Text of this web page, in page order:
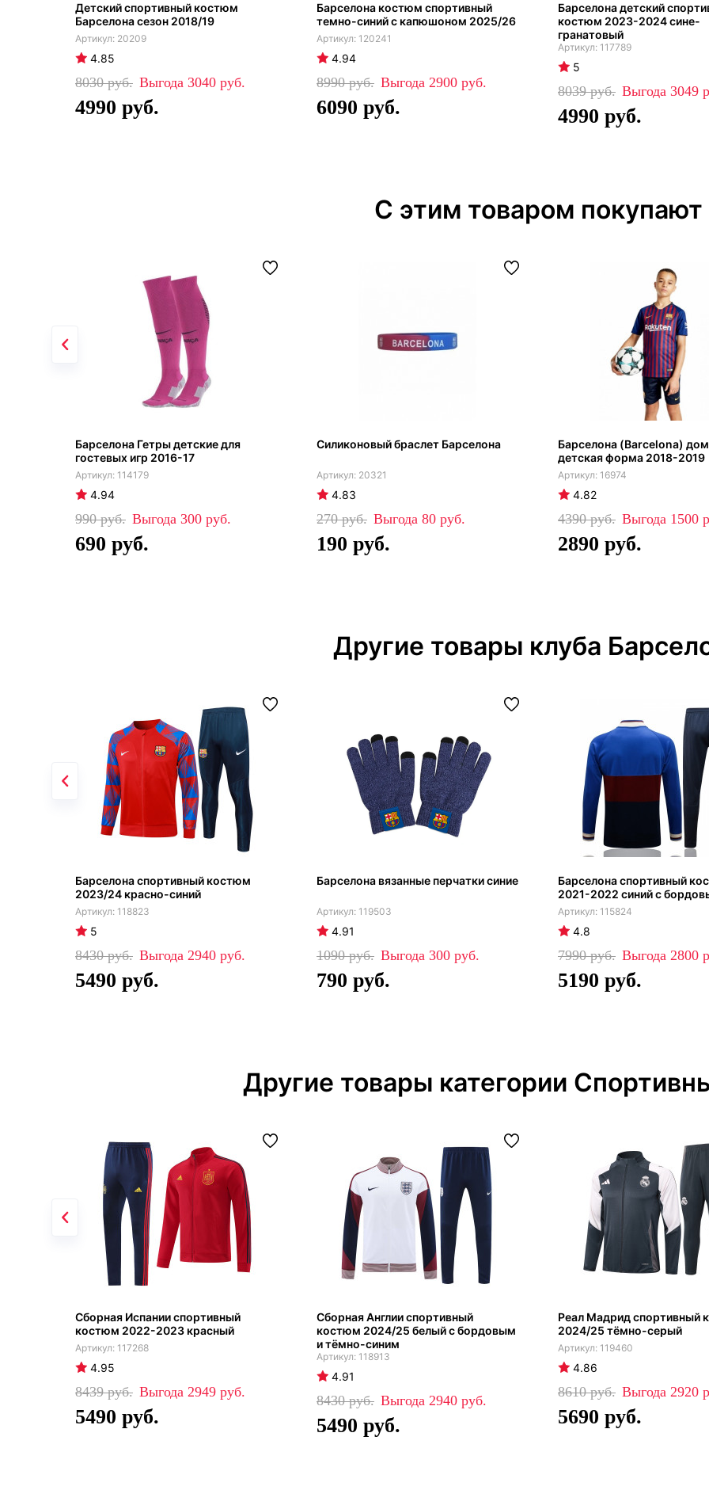
Детский спортивный костюм
Барселона сезон 2018/19
20209
4.85
8030 3040
4990
Барселона костюм спортивный
темно-синий с капюшоном 2025/26
120241
4.94
8990 2900
6090
Барселона детский
костюм 2023-2024 сине-
гранатовый
117789
5
8039 3049
4990
С этим товаром покупают
Барселона Гетры детские для
гостевых игр 2016-17
114179
4.94
990 300
690
Силиконовый браслет Барселона
20321
4.83
270 80
190
Барселона (Barcelona)
детская форма 2018-2019
16974
4.82
4390 1500
2890
Другие товары клуба
Барселона спортивный костюм
2023/24 красно-синий
118823
5
8430 2940
5490
Барселона вязанные перчатки синие
119503
4.91
1090 300
790
Барселона спортивный
2021-2022 синий с
115824
4.8
7990 2800
5190
Другие товары категории
Сборная Испании спортивный
костюм 2022-2023 красный
117268
4.95
8439 2949
5490
Сборная Англии спортивный
костюм 2024/25 белый с бордовым
и тёмно-синим
118913
4.91
8430 2940
5490
Реал Мадрид спортивный
2024/25 тёмно-серый
119460
4.86
8610 2920
5690